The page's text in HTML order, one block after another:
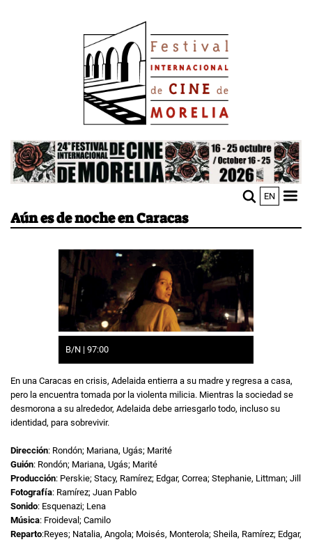
Image
EN
menu
Aún es de noche en Caracas
B/N | 97:00
En una Caracas en crisis, Adelaida entierra a su madre y regresa a casa,
pero la encuentra tomada por la violenta milicia. Mientras la sociedad se
desmorona a su alrededor, Adelaida debe arriesgarlo todo, incluso su
identidad, para sobrevivir.
Dirección: Rondón; Mariana, Ugás; Marité
Guión: Rondón; Mariana, Ugás; Marité
Producción: Perskie; Stacy, Ramírez; Edgar, Correa; Stephanie, Littman; Jill
Fotografía: Ramírez; Juan Pablo
Sonido: Esquenazi; Lena
Música: Froideval; Camilo
Reparto:Reyes; Natalia, Angola; Moisés, Monterola; Sheila, Ramírez; Edgar,